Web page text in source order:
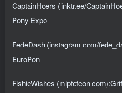
CaptainHoers (linktr.ee/
Pony Expo
FedeDash (instagram.com/
EuroPon
FishieWishes